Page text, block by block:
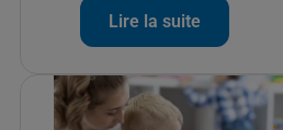
Lire la suite